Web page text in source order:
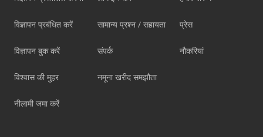
विज्ञापन प्रबंधित करें
विज्ञापन बुक करें
विश्वास की मुहर
नीलामी जमा करें
सामान्य प्रश्न / सहायता
संपर्क
नमूना खरीद समझौता
प्रेस
नौकरियां